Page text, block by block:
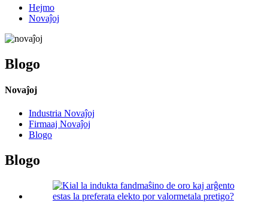
Hejmo
Novaĵoj
Blogo
Novaĵoj
Industria Novaĵoj
Firmaaj Novaĵoj
Blogo
Blogo